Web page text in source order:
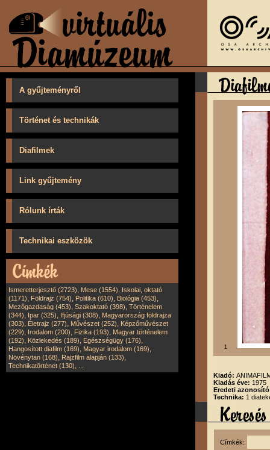
A gyűjteményről
Történet és technikák
Diafilmek
Link gyűjtemény
Rólunk írták
Technikai eszközök
Ismeretterjesztő (2723), Mese (1554), Iskolai, oktató
(1171), Földrajz (754), Politika (610), Biológia (453),
Mezőgazdaság (453), Szakoktató (398), Történelem
(344), Ipar (325), Ifjúsági (308), Magyarország földrajza
(303), Életrajz (277), Művészet (252), Képzőművészet
(229), Irodalom (200), Fizika (193), Magyar történelem
(192), Közlekedés (189), Egészségügy (176),
Hangosított diafilm (169), Magyar irodalom (169),
Növénytan (168), Rajzfilm alapján (133),
Technikatörténet (130),
1
Kiadó:
Kiadás éve: 1975
Eredeti
Technika: 1
Címkék: